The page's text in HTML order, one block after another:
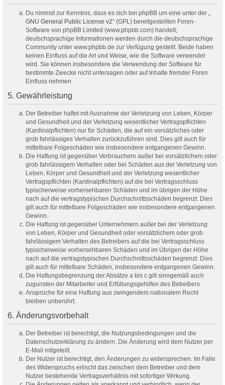
Du nimmst zur Kenntnis, dass es sich bei phpBB um eine unter der „
GNU General Public License v2“ (GPL) bereitgestellten Foren-
Software von phpBB Limited (www.phpbb.com) handelt;
deutschsprachige Informationen werden durch die deutschsprachige
Community unter www.phpbb.de zur Verfügung gestellt. Beide haben
keinen Einfluss auf die Art und Weise, wie die Software verwendet
wird. Sie können insbesondere die Verwendung der Software für
bestimmte Zwecke nicht untersagen oder auf Inhalte fremder Foren
Einfluss nehmen.
5. Gewährleistung
Der Betreiber haftet mit Ausnahme der Verletzung von Leben, Körper
und Gesundheit und der Verletzung wesentlicher Vertragspflichten
(Kardinalpflichten) nur für Schäden, die auf ein vorsätzliches oder
grob fahrlässiges Verhalten zurückzuführen sind. Dies gilt auch für
mittelbare Folgeschäden wie insbesondere entgangenen Gewinn.
Die Haftung ist gegenüber Verbrauchern außer bei vorsätzlichem oder
grob fahrlässigem Verhalten oder bei Schäden aus der Verletzung von
Leben, Körper und Gesundheit und der Verletzung wesentlicher
Vertragspflichten (Kardinalpflichten) auf die bei Vertragsschluss
typischerweise vorhersehbaren Schäden und im übrigen der Höhe
nach auf die vertragstypischen Durchschnittsschäden begrenzt. Dies
gilt auch für mittelbare Folgeschäden wie insbesondere entgangenen
Gewinn.
Die Haftung ist gegenüber Unternehmern außer bei der Verletzung
von Leben, Körper und Gesundheit oder vorsätzlichem oder grob
fahrlässigem Verhalten des Betreibers auf die bei Vertragsschluss
typischerweise vorhersehbaren Schäden und im Übrigen der Höhe
nach auf die vertragstypischen Durchschnittsschäden begrenzt. Dies
gilt auch für mittelbare Schäden, insbesondere entgangenen Gewinn.
Die Haftungsbegrenzung der Absätze a bis c gilt sinngemäß auch
zugunsten der Mitarbeiter und Erfüllungsgehilfen des Betreibers.
Ansprüche für eine Haftung aus zwingendem nationalem Recht
bleiben unberührt.
6. Änderungsvorbehalt
Der Betreiber ist berechtigt, die Nutzungsbedingungen und die
Datenschutzerklärung zu ändern. Die Änderung wird dem Nutzer per
E-Mail mitgeteilt.
Der Nutzer ist berechtigt, den Änderungen zu widersprechen. Im Falle
des Widerspruchs erlischt das zwischen dem Betreiber und dem
Nutzer bestehende Vertragsverhältnis mit sofortiger Wirkung.